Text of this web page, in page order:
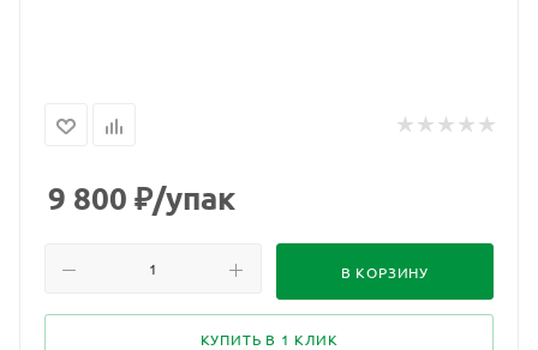
9 800 ₽/упак
В КОРЗИНУ
КУПИТЬ В 1 КЛИК